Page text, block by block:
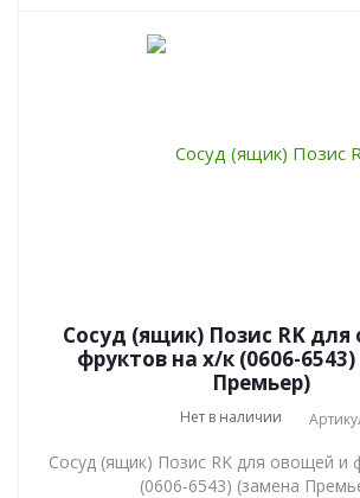
Сосуд (ящик) Позис RK
фруктов на х/к (0606-
Премьер)
Нет в наличии
Сосуд (ящик) Позис RK для овощей и
(0606-6543) (замена